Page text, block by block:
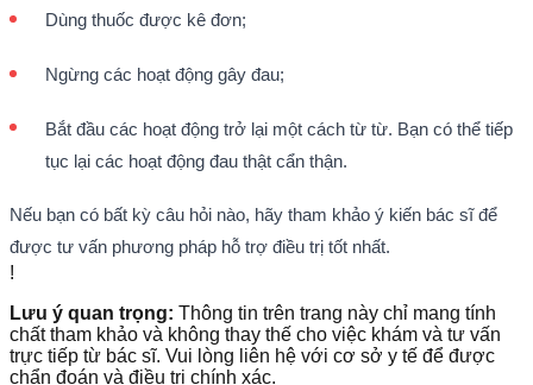
Dùng thuốc được kê đơn;
Ngừng các hoạt động gây đau;
Bắt đầu các hoạt động trở lại một cách từ từ. Bạn có thể tiếp
tục lại các hoạt động đau thật cẩn thận.
Nếu bạn có bất kỳ câu hỏi nào, hãy tham khảo ý kiến bác sĩ để
được tư vấn phương pháp hỗ trợ điều trị tốt nhất.
!
Lưu ý quan trọng: Thông tin trên trang này chỉ mang tính
chất tham khảo và không thay thế cho việc khám và tư vấn
trực tiếp từ bác sĩ. Vui lòng liên hệ với cơ sở y tế để được
chẩn đoán và điều trị chính xác.